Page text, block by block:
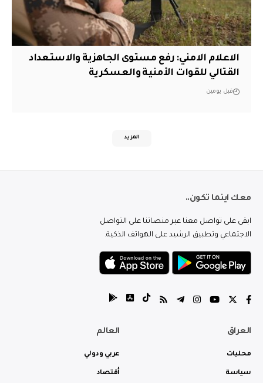
الاعلام الامني: رفع مستوى الجاهزية والاستعداد
القتالي للقوات الأمنية والعسكرية
قبل يومين
المزيد
معك اينما تكون..
ابقى على تواصل معنا عبر منصاتنا على التواصل
الاجتماعي وتطبيق الرشيد على الهواتف الذكية.
العراق
محليات
سياسة
العالم
عربي ودولي
أقتصاد